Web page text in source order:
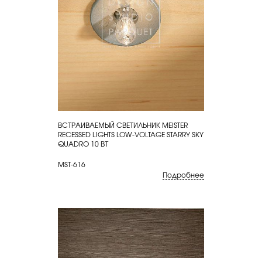
КУПИТЬ
ВСТРАИВАЕМЫЙ СВЕТИЛЬНИК MEISTER
RECESSED LIGHTS LOW-VOLTAGE STARRY SKY
QUADRO 10 ВТ
MST-616
Подробнее